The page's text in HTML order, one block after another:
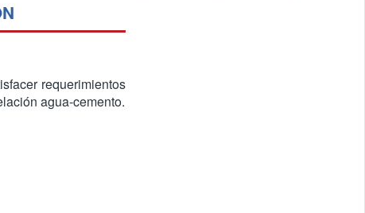
requerimientos
agua-cemento.